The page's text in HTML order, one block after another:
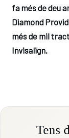
fa més de deu
Diamond
més de mil
Invisalign.
Tens